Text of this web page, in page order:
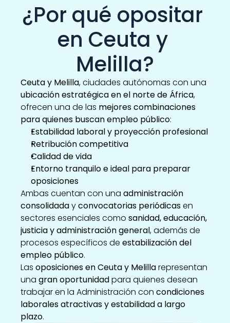
¿Por qué opositar
en Ceuta y
Melilla?
Ceuta y Melilla
ubicación estratégica en el norte de África,
ofrecen una de las mejores combinaciones
para quienes buscan empleo público:
Estabilidad laboral y proyección profesional
Retribución competitiva
Calidad de vida
Entorno tranquilo e ideal para preparar
oposiciones
Ambas cuentan con una administración
consolidada y convocatorias periódicas en
sectores esenciales como sanidad, educación,
justicia y administración general, además de
procesos específicos de estabilización del
empleo público.
Las oposiciones en Ceuta y Melilla representan
una gran oportunidad para quienes desean
trabajar en la Administración con condiciones
laborales atractivas y estabilidad a largo
plazo.